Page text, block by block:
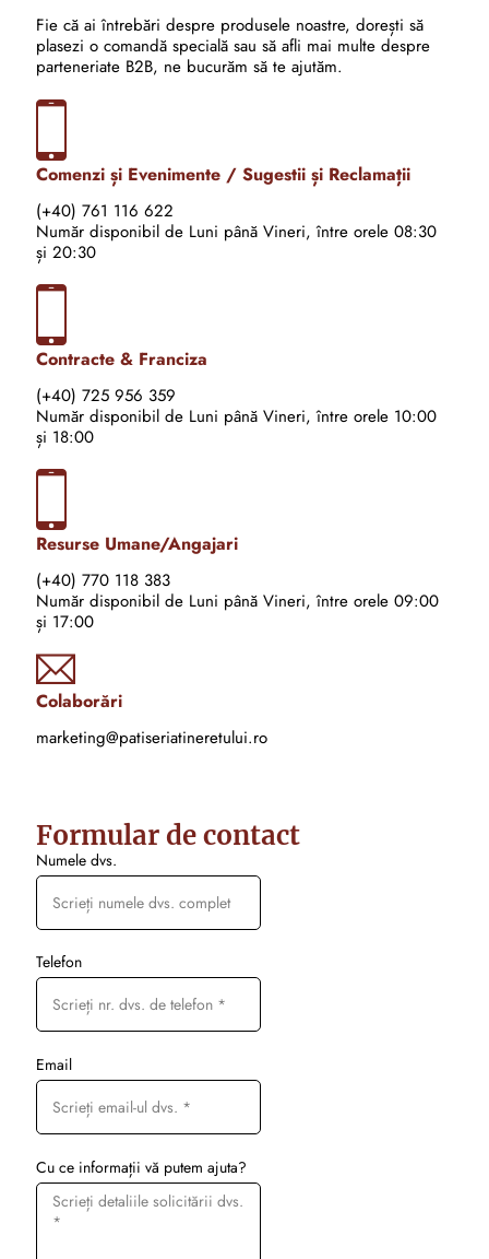
Fie că ai întrebări despre produsele noastre, dorești să
plasezi o comandă specială sau să afli mai multe despre
parteneriate B2B, ne bucurăm să te ajutăm.
Comenzi și Evenimente / Sugestii și Reclamații
(+40) 761 116 622
Număr disponibil de Luni până Vineri, între orele 08:30
și 20:30
Contracte & Franciza
(+40) 725 956 359
Număr disponibil de Luni până Vineri, între orele 10:00
și 18:00
Resurse Umane/Angajari
(+40) 770 118 383
Număr disponibil de Luni până Vineri, între orele 09:00
și 17:00
Colaborări
marketing@patiseriatineretului.ro
Formular de contact
Numele dvs.
Telefon
Email
Cu ce informații vă putem ajuta?